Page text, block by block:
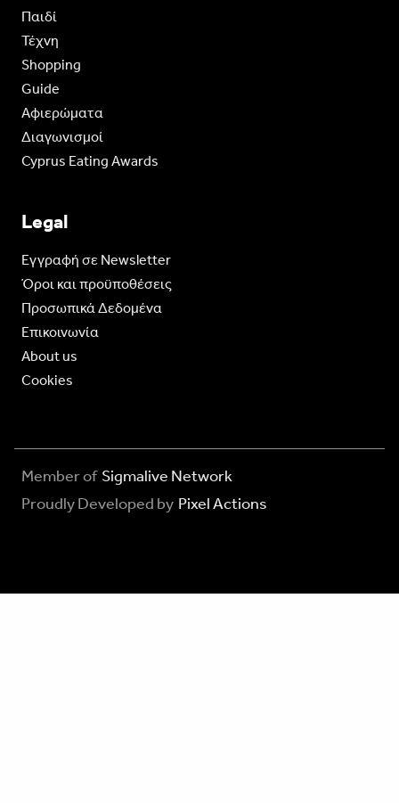
Παιδί
Τέχνη
Shopping
Guide
Aφιερώματα
Διαγωνισμοί
Cyprus Eating Awards
Legal
Eγγραφή σε Newsletter
Όροι και προϋποθέσεις
Προσωπικά Δεδομένα
Επικοινωνία
About us
Cookies
Member of Sigmalive Network
Proudly Developed by Pixel Actions